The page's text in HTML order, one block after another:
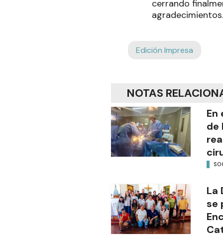
cerrando
agradecimientos.
Edición Impresa
NOTAS
En
de
La
se